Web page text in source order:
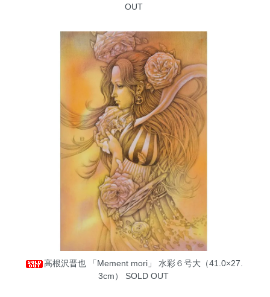
OUT
高根沢晋也 「Mement mori」 水彩６号大（41.0×27.
3cm）
SOLD OUT